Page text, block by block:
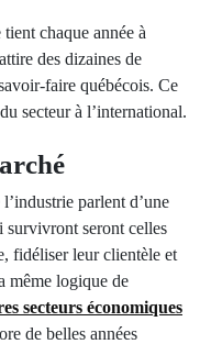
tient chaque année à
des dizaines de
faire québécois. Ce
secteur à l’international.
parlent d’une
survivront seront celles
fidéliser leur clientèle et
même logique de
secteurs économiques
de belles années